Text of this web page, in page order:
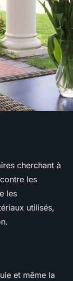
cherchant à
les
les
utilisés,
et même la